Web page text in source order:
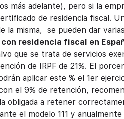
más adelante), pero si la
de residencia fiscal.
la misma, se pueden dar
residencia fiscal en
que se trata de servicios
de IRPF de 21%. El
aplicar este % el 1er
el 9% de retención,
obligada a retener
el modelo 111 y